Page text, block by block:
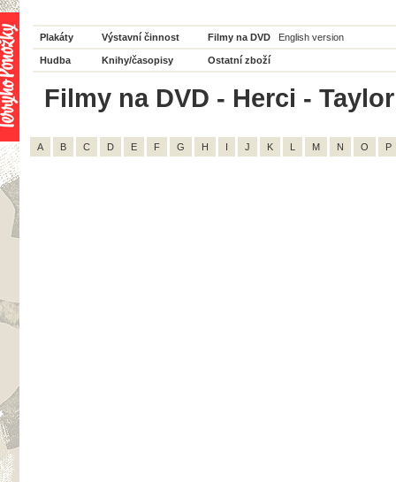
Plakáty Výstavní činnost Filmy na DVD English version
Hudba Knihy/časopisy Ostatní zboží
Filmy na DVD - Herci -
A B C D E F G H I J K L M N O P